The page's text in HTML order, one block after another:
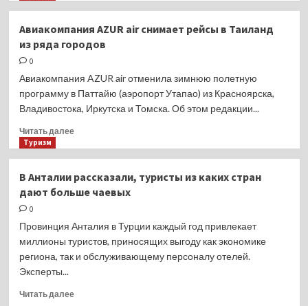
рейса
Дубай
родила
полета
Авиакомпания AZUR air снимает рейсы в Таиланд
из ряда городов
0
Авиакомпания AZUR air отменила зимнюю полетную
программу в Паттайю (аэропорт Утапао) из Красноярска,
Владивостока, Иркутска и Томска. Об этом редакции...
Читать далееПрочитать
AZUR
air
рейсы
из ряда
городов
Туризм
В Анталии рассказали, туристы из каких стран
дают больше чаевых
0
Провинция Анталия в Турции каждый год привлекает
миллионы туристов, приносящих выгоду как экономике
региона, так и обслуживающему персоналу отелей.
Эксперты...
Читать далееПрочитать